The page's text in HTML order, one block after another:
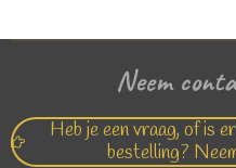
Neem
Heb je een vraag, of is
bestelling?